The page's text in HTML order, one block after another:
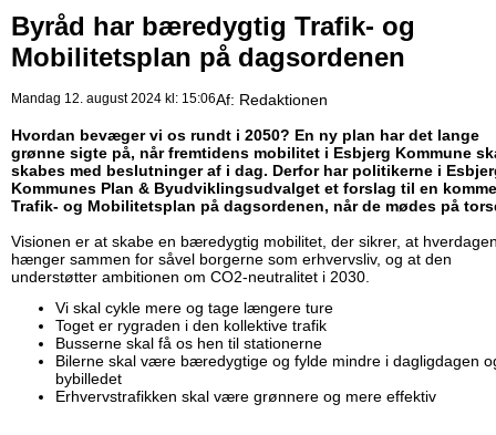
Byråd har bæredygtig Trafik- og
Mobilitetsplan på dagsordenen
Mandag 12. august 2024 kl: 15:06Af: Redaktionen
Hvordan bevæger vi os rundt i 2050? En ny plan har det lange
grønne sigte på, når fremtidens mobilitet i Esbjerg Kommune
skabes med beslutninger af i dag. Derfor har politikerne i
Kommunes Plan & Byudviklingsudvalget et forslag til en
Trafik- og Mobilitetsplan på dagsordenen, når de mødes på
Visionen er at skabe en bæredygtig mobilitet, der sikrer, at
hænger sammen for såvel borgerne som erhvervsliv, og at den
understøtter ambitionen om CO2-neutralitet i 2030.
Vi skal cykle mere og tage længere ture
Toget er rygraden i den kollektive trafik
Busserne skal få os hen til stationerne
Bilerne skal være bæredygtige og fylde mindre i dagligdagen
bybilledet
Erhvervstrafikken skal være grønnere og mere effektiv